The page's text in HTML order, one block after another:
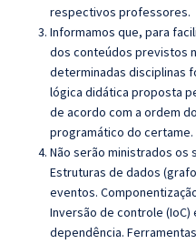
respectivos professores.
Informamos que, para
dos conteúdos previstos
determinadas disciplinas
lógica didática proposta
de acordo com a ordem
programático do certame.
Não serão ministrados os
Estruturas de dados (
eventos.
Inversão de controle (IoC)
dependência.